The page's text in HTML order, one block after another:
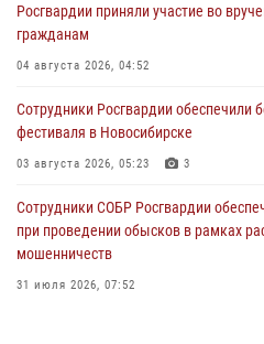
Росгвардии приняли участие во
гражданам
04 августа 2026, 04:52
Сотрудники Росгвардии обеспечили
фестиваля в Новосибирске
03 августа 2026, 05:23 3
Сотрудники СОБР Росгвардии
при проведении обысков в рамках
мошенничеств
31 июля 2026, 07:52